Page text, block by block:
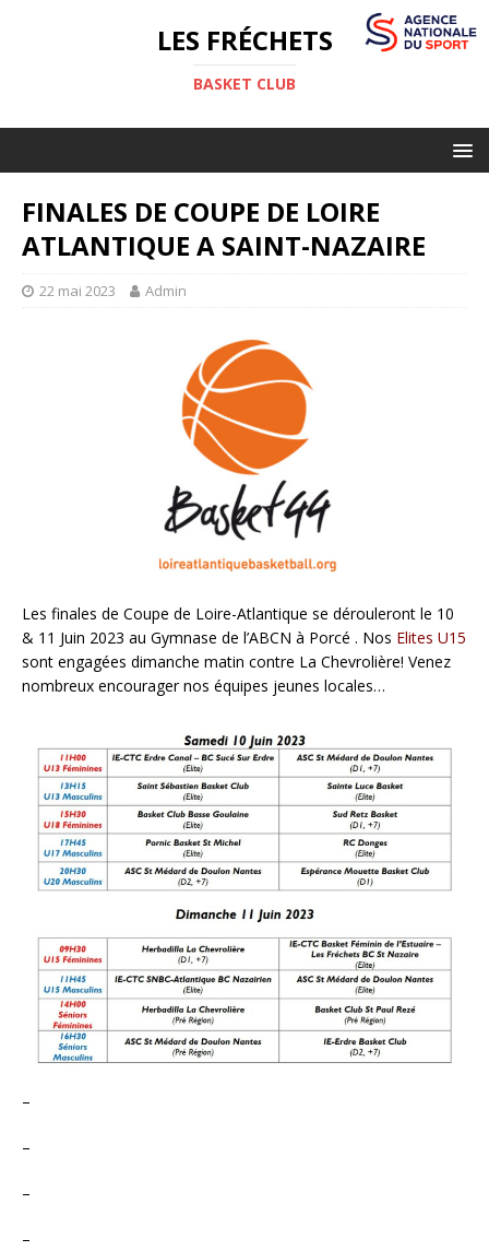
LES FRÉCHETS
BASKET CLUB
FINALES DE COUPE DE LOIRE
ATLANTIQUE A SAINT-NAZAIRE
22 mai 2023 Admin
Les finales de Coupe de Loire-Atlantique se dérouleront le 10
& 11 Juin 2023 au Gymnase de l’ABCN à Porcé . Nos Elites U15
sont engagées dimanche matin contre La Chevrolière! Venez
nombreux encourager nos équipes jeunes locales…
–
–
–
–